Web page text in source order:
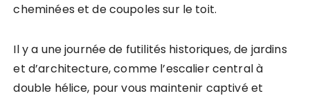
cheminées et de coupoles sur le toit.
Il y a une journée de futilités historiques, de jardins
et d’architecture, comme l’escalier central à
double hélice, pour vous maintenir captivé et